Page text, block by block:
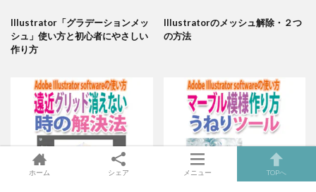
Illustrator「グラデーションメッ
シュ」使い方と初心者にやさしい
作り方
Illustratorのメッシュ解除・２つ
の方法
ホーム シェア メニュー TOPへ